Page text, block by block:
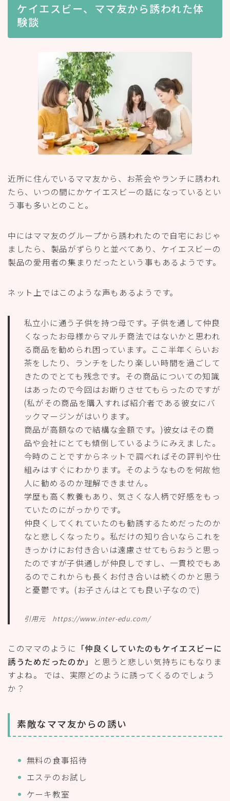
ケイエスビー、ママ友から誘われた体
験談
近所に住んでいるママ友から、お茶会やランチに誘われ
たら、いつの間にかケイエスビーの話になっているとい
う事も多いとのこと。
中にはママ友のグループから誘われたので自宅におじゃ
ましたら、製品がずらりと並べてあり、ケイエスビーの
製品の愛用者の集まりだったという事もあるようです。
ネット上ではこのような声もあるようです。
私立小に通う子供を持つ母です。子供を通して仲良
くなったお母様からマルチ商法ではないかと思われ
る商品を勧められ困っています。ここ半年くらいお
茶をしたり、ランチをしたり楽しい時間を過ごして
きたのでとても残念です。その商品についての知識
はあったので今回はお断りさせてもらったのですが
(私がその商品を購入すれば紹介者である彼女にバ
ックマージンがはいります。
商品が高額なので結構な金額です。)彼女はその商
品や会社にとても傾倒しているようにみえました。
今時のことですからネットで調べればその評判や仕
組みはすぐにわかります。そのようなものを何故他
人に勧めるのか理解できません。
学歴も高く教養もあり、気さくな人柄で好感をもっ
ていたのにがっかりです。
仲良くしてくれていたのも勧誘するためだったのか
なと悲しくなったり。私だけの知り合いならこれを
きっかけにお付き合いは遠慮させてもらおうと思っ
たのですが子供通しが仲良しですし、一貫校でもあ
るのでこれからも長くお付き合いは続くのかと思う
と憂鬱です。(お子さんはとても良い子なので)
引用元 https://www.inter-edu.com/
このママのように 「仲良くしていたのもケイエスビーに
誘うためだったのか」
と思うと悲しい気持ちにもなりま
すよね。 では、実際どのように誘ってくるのでしょう
か？
素敵なママ友からの誘い
無料の食事招待
エステのお試し
ケーキ教室